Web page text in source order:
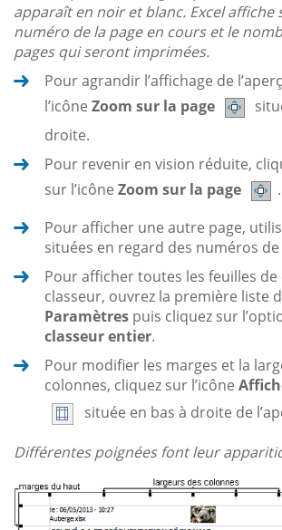
apparaît en noir et blanc. Excel affiche
numéro de la page en cours et le
pages qui seront imprimées.
Pour agrandir l’affichage de
l’icône Zoom sur la page
droite.
Pour revenir en vision réduite,
sur l’icône Zoom sur la page
.
Pour afficher une autre page,
situées en regard des numéros de
Pour afficher toutes les feuilles de
classeur, ouvrez la première liste
Paramètres puis cliquez sur
classeur entier.
Pour modifier les marges et la
colonnes, cliquez sur l’icône
située en bas à droite de
Différentes poignées font leur